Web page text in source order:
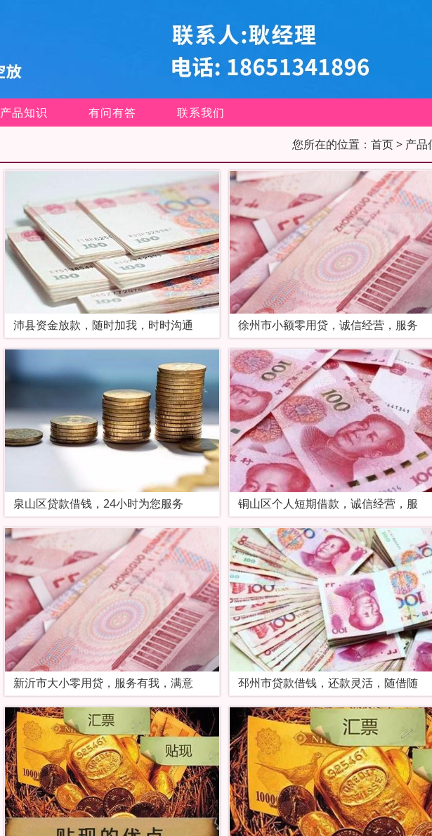
产品知识 有问有答 联系我们
您所在的位置： 首页> 产品
沛县资金放款，随时加我，时时沟通 徐州市小额零用贷，诚信经营，服务
泉山区贷款借钱，24小时为您服务 铜山区个人短期借款，诚信经营，服
新沂市大小零用贷，服务有我，满意 邳州市贷款借钱，还款灵活，随借随